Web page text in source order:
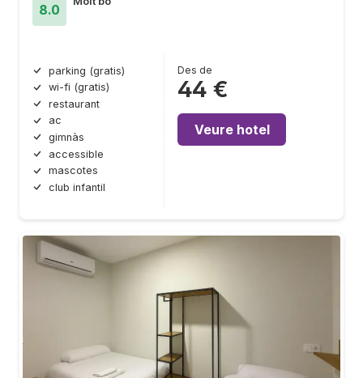
8.0
parking (gratis)
wi-fi (gratis)
restaurant
ac
gimnàs
accessible
mascotes
club infantil
Des de
44 €
Veure hotel